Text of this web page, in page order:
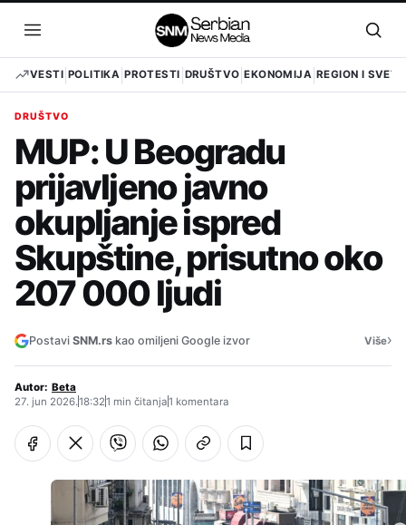
sadržaj
Otvori
meni
VESTI POLITIKA PROTESTI DRUŠTVO EKONOMIJA REGION I SVET
DRUŠTVO
MUP: U Beogradu
prijavljeno javno
okupljanje ispred
Skupštine, prisutno oko
207 000 ljudi
Postavi SNM.rs kao omiljeni Google izvor Više›
Autor: Beta
27. jun 2026.18:321 min čitanja1 komentara